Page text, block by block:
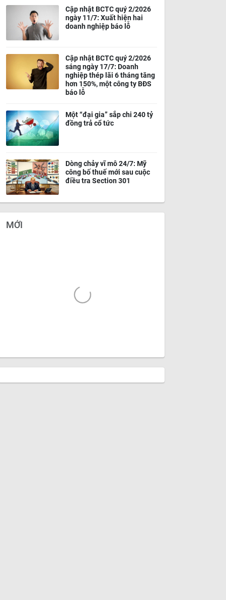
Cập nhật BCTC quý 2/2026
ngày 11/7: Xuất hiện hai
doanh nghiệp báo lỗ
Cập nhật BCTC quý 2/2026
sáng ngày 17/7: Doanh
nghiệp thép lãi 6 tháng tăng
hơn 150%, một công ty BĐS
báo lỗ
Một “đại gia” sắp chi 240 tỷ
đồng trả cổ tức
Dòng chảy vĩ mô 24/7: Mỹ
công bố thuế mới sau cuộc
điều tra Section 301
MỚI